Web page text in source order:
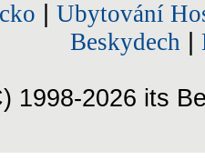
Ubytování
Beskydech
1998-2026 its